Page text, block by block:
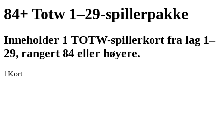
84+ Totw 1–29-spillerpakke
Inneholder 1 TOTW-spillerkort fra lag 1–
29, rangert 84 eller høyere.
1Kort